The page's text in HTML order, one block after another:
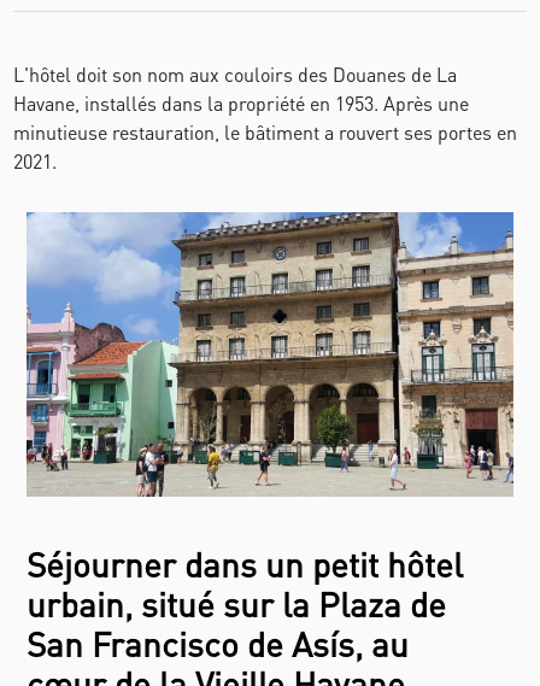
L'hôtel doit son nom aux couloirs des Douanes de La
Havane, installés dans la propriété en 1953. Après une
minutieuse restauration, le bâtiment a rouvert ses portes en
2021.
Séjourner dans un petit hôtel
urbain, situé sur la Plaza de
San Francisco de Asís, au